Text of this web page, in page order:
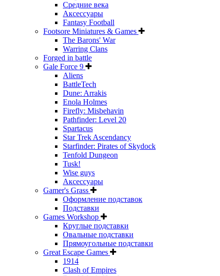
Средние века
Аксессуары
Fantasy Football
Footsore Miniatures & Games
The Barons' War
Warring Clans
Forged in battle
Gale Force 9
Aliens
BattleTech
Dune: Arrakis
Enola Holmes
Firefly: Misbehavin
Pathfinder: Level 20
Spartacus
Star Trek Ascendancy
Starfinder: Pirates of Skydock
Tenfold Dungeon
Tusk!
Wise guys
Аксессуары
Gamer's Grass
Оформление подставок
Подставки
Games Workshop
Круглые подставки
Овальные подставки
Прямоугольные подставки
Great Escape Games
1914
Clash of Empires